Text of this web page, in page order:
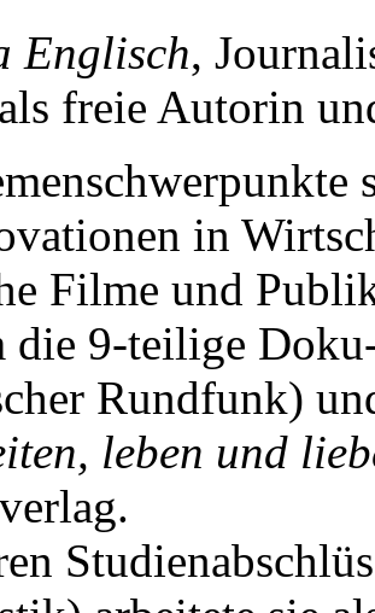
Englisch,
freie Autorin
in
Filme und
die 9-teilige
Rundfunk)
leben und